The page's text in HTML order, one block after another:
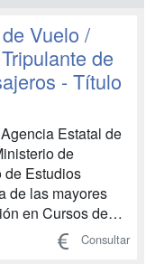
Vuelo /
de
- Título
Estatal de
de
de Estudios
de las mayores
en Cursos de
de Pasajeros y
Operaciones
Consultar